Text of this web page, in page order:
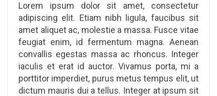
Lorem ipsum dolor sit amet, consectetur
adipiscing elit. Etiam nibh ligula, faucibus sit
amet aliquet ac, molestie a massa. Fusce vitae
feugiat enim, id fermentum magna. Aenean
convallis egestas massa ac rhoncus. Integer
iaculis et erat id auctor. Vivamus porta, mi a
porttitor imperdiet, purus metus tempus elit, ut
dictum mauris dui a tellus. Integer at ipsum sit